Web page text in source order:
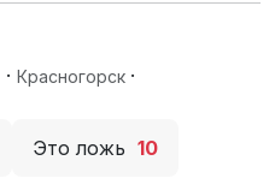
· Красногорск ·
Это ложь 10